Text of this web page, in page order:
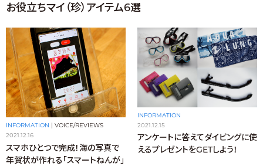
お役立ちマイ（珍）アイテム6選
INFORMATION
VOICE/REVIEWS
2021.12.16
スマホひとつで完成！海の写真で
年賀状が作れる「スマートねんが」
INFORMATION
2021.12.15
アンケートに答えてダイビングに使
えるプレゼントをGETしよう！